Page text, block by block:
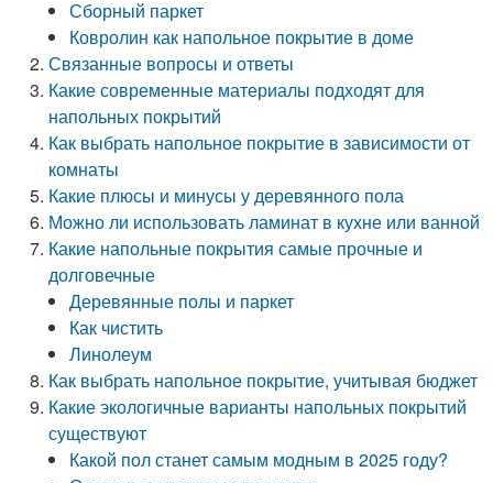
Сборный паркет
Ковролин как напольное покрытие в доме
Связанные вопросы и ответы
Какие современные материалы подходят для
напольных покрытий
Как выбрать напольное покрытие в зависимости от
комнаты
Какие плюсы и минусы у деревянного пола
Можно ли использовать ламинат в кухне или ванной
Какие напольные покрытия самые прочные и
долговечные
Деревянные полы и паркет
Как чистить
Линолеум
Как выбрать напольное покрытие, учитывая бюджет
Какие экологичные варианты напольных покрытий
существуют
Какой пол станет самым модным в 2025 году?